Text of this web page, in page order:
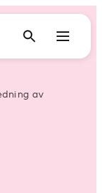
av